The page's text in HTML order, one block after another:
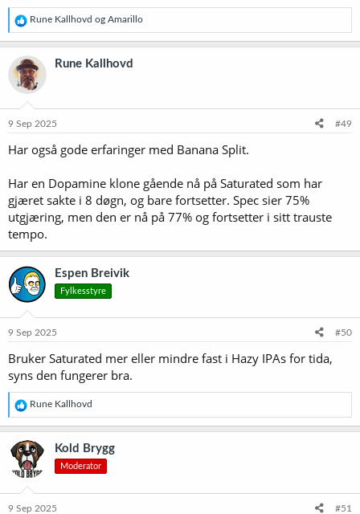
R
e
a
k
s
j
o
e
Rune Kallhovd og Amarillo
Rune Kallhovd
9 Sep 2025 #49
Har også gode erfaringer med Banana Split.
Har en Dopamine klone gående nå på Saturated som har
gjæret sakte i 8 døgn, og bare fortsetter. Spec sier 75%
utgjæring, men den er nå på 77% og fortsetter i sitt trauste
tempo.
Espen Breivik
Fylkesstyre
9 Sep 2025 #50
Bruker Saturated mer eller mindre fast i Hazy IPAs for tida,
syns den fungerer bra.
R
e
a
k
s
j
o
e
Rune Kallhovd
Kold Brygg
Moderator
9 Sep 2025 #51